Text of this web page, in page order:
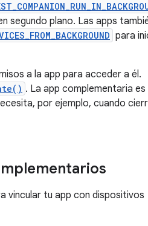
segundo plano. Las apps
para
a la app para acceder a él.
. La app complementaria es
por ejemplo, cuando
vincular tu app con dispositivos